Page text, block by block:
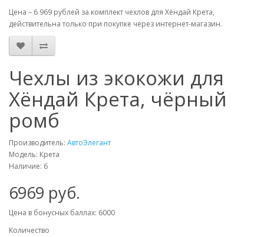
Цена – 6 969 рублей за комплект чехлов для Хёндай Крета,
действительна только при покупке через интернет-магазин.
Чехлы из экокожи для
Хёндай Крета, чёрный
ромб
Производитель: АвтоЭлегант
Модель: Крета
Наличие: 6
6969 руб.
Цена в бонусных баллах: 6000
Количество